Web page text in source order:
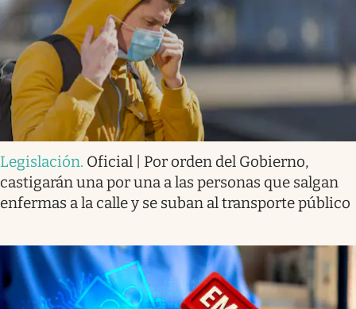
Legislación. Oficial | Por orden del Gobierno,
castigarán una por una a las personas que salgan
enfermas a la calle y se suban al transporte público